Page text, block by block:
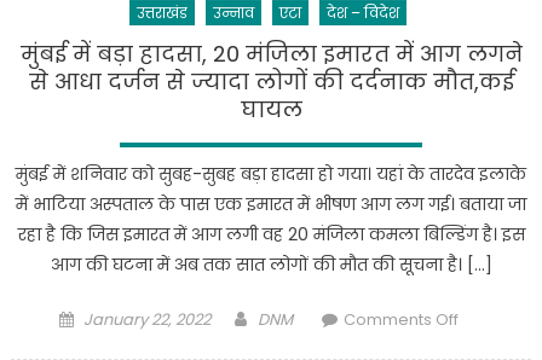
सबका
साथ
खानदान
का
विकास
:
उत्तराखंड
उन्नाव एटा देश – विदेश
मुंबई में बड़ा हादसा, 20 मंजिला इमारत में आग लगने
से आधा दर्जन से ज्यादा लोगों की दर्दनाक मौत,कई
घायल
मुंबई में शनिवार को सुबह-सुबह बड़ा हादसा हो गया। यहां के तारदेव इलाके
में भाटिया अस्पताल के पास एक इमारत में भीषण आग लग गई। बताया जा
रहा है कि जिस इमारत में आग लगी वह 20 मंजिला कमला बिल्डिंग है। इस
आग की घटना में अब तक सात लोगों की मौत की सूचना है। […]
Posted
January 22, 2022 Author
DNM Comments Offon